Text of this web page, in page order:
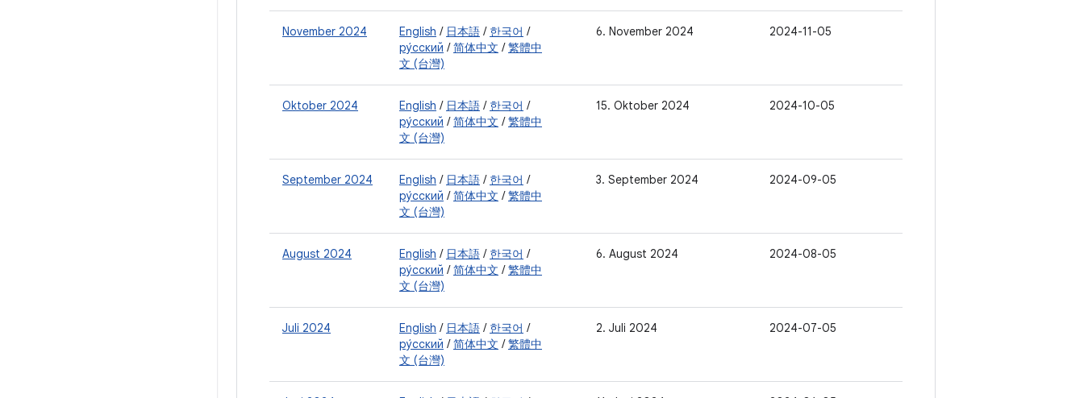
November 2024 English / 日本語 / 한국어 /
ру́сский /简体中文 /繁體中
文 (台灣)
6. November 2024 2024-11-05
Oktober 2024 English / 日本語 / 한국어 /
ру́сский /简体中文 /繁體中
文 (台灣)
15. Oktober 2024 2024-10-05
September 2024 English / 日本語 / 한국어 /
ру́сский /简体中文 /繁體中
文 (台灣)
3. September 2024 2024-09-05
August 2024 English / 日本語 / 한국어 /
ру́сский /简体中文 /繁體中
文 (台灣)
6. August 2024 2024-08-05
Juli 2024 English / 日本語 / 한국어 /
ру́сский /简体中文 /繁體中
文 (台灣)
2. Juli 2024 2024-07-05